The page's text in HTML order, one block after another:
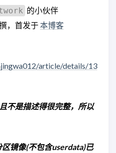
的小伙伴
，首发于本博客
article/details/13
不是描述得很完整，所以
区镜像(不包含userdata)已